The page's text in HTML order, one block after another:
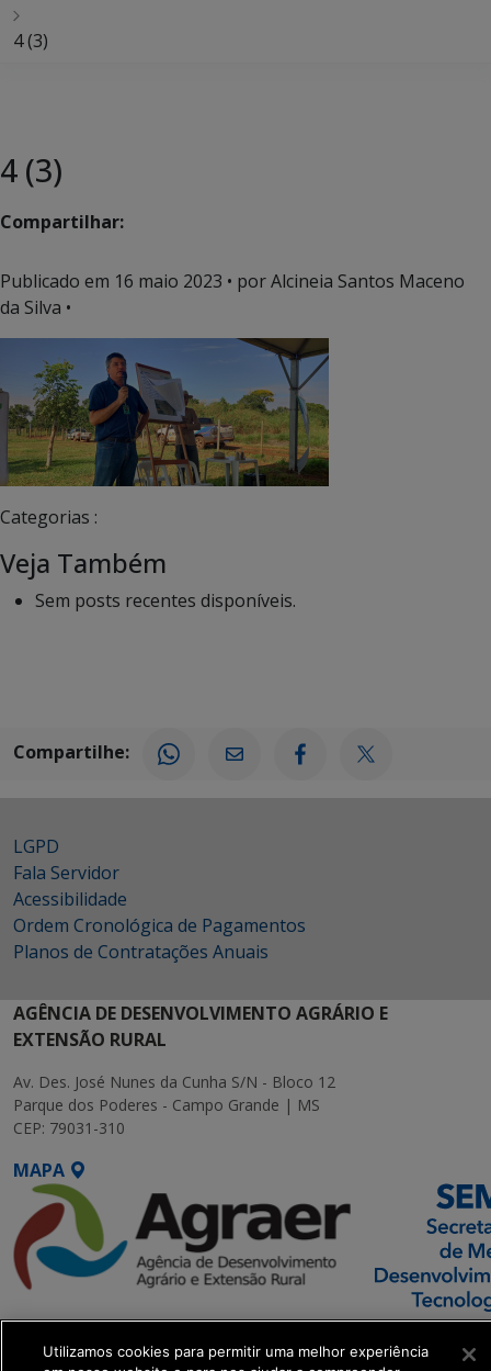
4 (3)
4 (3)
Compartilhar:
Publicado em 16 maio 2023 • por Alcineia Santos Maceno
da Silva •
Categorias :
Veja Também
Sem posts recentes disponíveis.
Compartilhe:
LGPD
Fala Servidor
Acessibilidade
Ordem Cronológica de Pagamentos
Planos de Contratações Anuais
AGÊNCIA DE DESENVOLVIMENTO AGRÁRIO E
EXTENSÃO RURAL
Av. Des. José Nunes da Cunha S/N - Bloco 12
Parque dos Poderes - Campo Grande | MS
CEP: 79031-310
MAPA
Executiva de
Utilizamos cookies para permitir uma melhor experiência